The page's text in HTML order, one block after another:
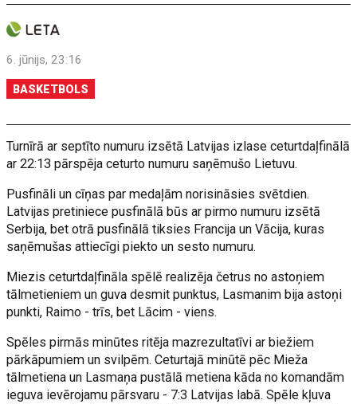
6. jūnijs, 23:16
BASKETBOLS
Turnīrā ar septīto numuru izsētā Latvijas izlase ceturtdaļfinālā
ar 22:13 pārspēja ceturto numuru saņēmušo Lietuvu.
Pusfināli un cīņas par medaļām norisināsies svētdien.
Latvijas pretiniece pusfinālā būs ar pirmo numuru izsētā
Serbija, bet otrā pusfinālā tiksies Francija un Vācija, kuras
saņēmušas attiecīgi piekto un sesto numuru.
Miezis ceturtdaļfināla spēlē realizēja četrus no astoņiem
tālmetieniem un guva desmit punktus, Lasmanim bija astoņi
punkti, Raimo - trīs, bet Lācim - viens.
Spēles pirmās minūtes ritēja mazrezultatīvi ar biežiem
pārkāpumiem un svilpēm. Ceturtajā minūtē pēc Mieža
tālmetiena un Lasmaņa pustālā metiena kāda no komandām
ieguva ievērojamu pārsvaru - 7:3 Latvijas labā. Spēle kļuva